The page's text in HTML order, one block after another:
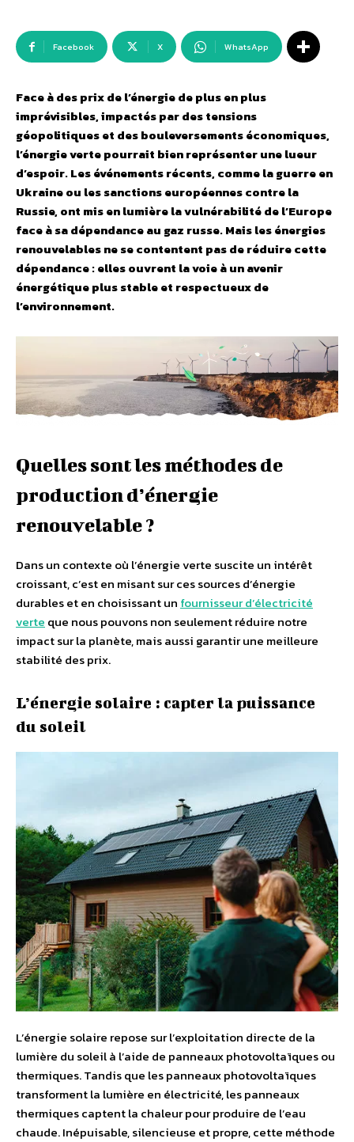
Facebook X WhatsApp
Face à des prix de l’énergie de plus en plus
imprévisibles, impactés par des tensions
géopolitiques et des bouleversements économiques,
l’énergie verte pourrait bien représenter une lueur
d’espoir. Les événements récents, comme la guerre en
Ukraine ou les sanctions européennes contre la
Russie, ont mis en lumière la vulnérabilité de l’Europe
face à sa dépendance au gaz russe. Mais les énergies
renouvelables ne se contentent pas de réduire cette
dépendance : elles ouvrent la voie à un avenir
énergétique plus stable et respectueux de
l’environnement.
Quelles sont les méthodes de
production d’énergie
renouvelable ?
Dans un contexte où l’énergie verte suscite un intérêt
croissant, c’est en misant sur ces sources d’énergie
durables et en choisissant un fournisseur d’électricité
verte que nous pouvons non seulement réduire notre
impact sur la planète, mais aussi garantir une meilleure
stabilité des prix.
L’énergie solaire : capter la puissance
du soleil
L’énergie solaire repose sur l’exploitation directe de la
lumière du soleil à l’aide de panneaux photovoltaïques ou
thermiques. Tandis que les panneaux photovoltaïques
transforment la lumière en électricité, les panneaux
thermiques captent la chaleur pour produire de l’eau
chaude. Inépuisable, silencieuse et propre, cette méthode